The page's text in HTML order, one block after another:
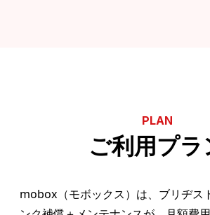
PLAN
ご利用プラ
mobox（モボックス）は、ブリヂス